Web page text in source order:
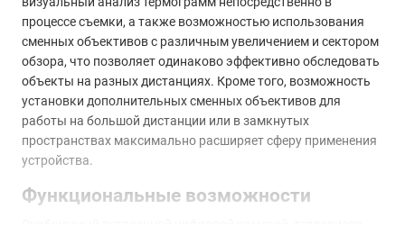
процессе съемки, а также возможностью использования
сменных объективов с различным увеличением и сектором
обзора, что позволяет одинаково эффективно обследовать
объекты на разных дистанциях. Кроме того, возможность
установки дополнительных сменных объективов для
работы на большой дистанции или в замкнутых
пространствах максимально расширяет сферу применения
устройства.
Функциональные возможности